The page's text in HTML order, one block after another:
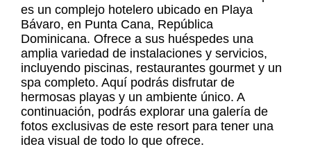
es un complejo hotelero ubicado en Playa
Bávaro, en Punta Cana, República
Dominicana. Ofrece a sus huéspedes una
amplia variedad de instalaciones y servicios,
incluyendo piscinas, restaurantes gourmet y un
spa completo. Aquí podrás disfrutar de
hermosas playas y un ambiente único. A
continuación, podrás explorar una galería de
fotos exclusivas de este resort para tener una
idea visual de todo lo que ofrece.